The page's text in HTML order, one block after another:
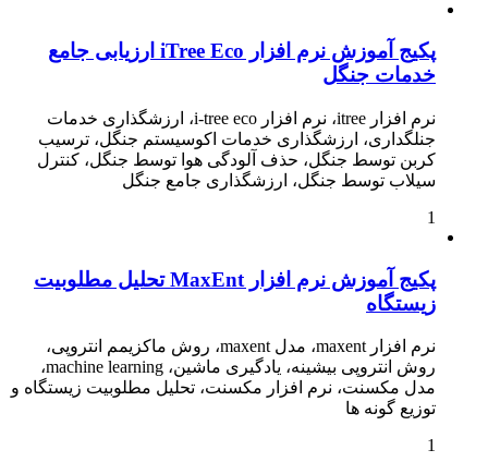
پکیج آموزش نرم افزار iTree Eco ارزیابی جامع
خدمات جنگل
نرم افزار itree، نرم افزار i-tree eco، ارزشگذاری خدمات
جنلگداری، ارزشگذاری خدمات اکوسیستم جنگل، ترسیب
کربن توسط جنگل، حذف آلودگی هوا توسط جنگل، کنترل
سیلاب توسط جنگل، ارزشگذاری جامع جنگل
1
پکیج آموزش نرم افزار MaxEnt تحلیل مطلوبیت
زیستگاه
نرم افزار maxent، مدل maxent، روش ماکزیمم انتروپی،
روش انتروپی بیشینه، یادگیری ماشین، machine learning،
مدل مکسنت، نرم افزار مکسنت، تحلیل مطلوبیت زیستگاه و
توزیع گونه ها
1